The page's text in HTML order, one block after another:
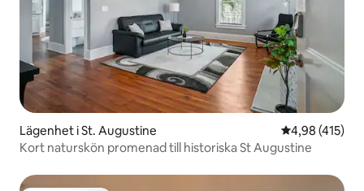
Lägenhet i St. Augustine 4,98 av 5 i
4,98 (415)
Kort naturskön promenad till historiska St Augustine